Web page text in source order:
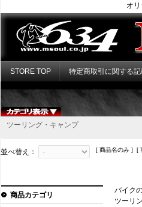
オ
STORE TOP 特定商取引に関する
ツーリング・キャンプ
並べ替え： [ 商品名のみ ] [
バイク
ツーリ
商品カテゴリ